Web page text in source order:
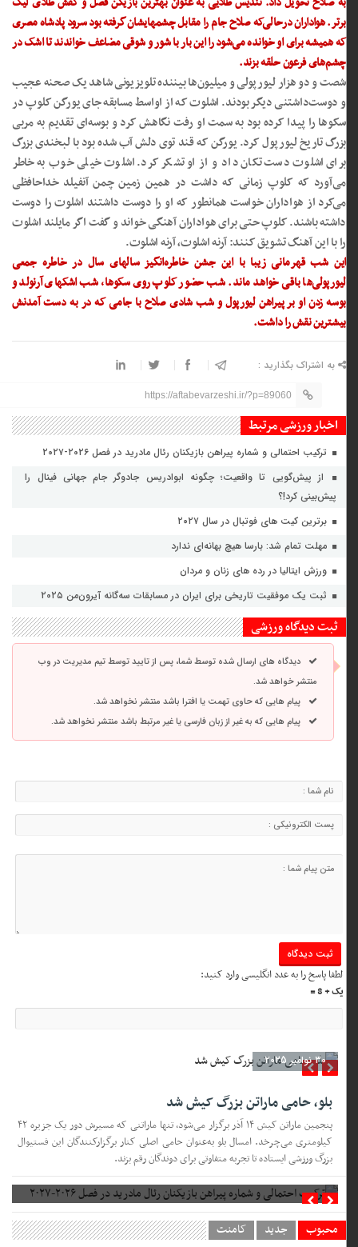
برتر. هواداران درحالی‌که ‏صلاح جام را مقابل چشمهایشان گرفته بود سرود پادشاه مصری
که ‏همیشه برای او خوانده می‌شود را این بار با شور و شوقی مضاعف ‏خواندند تا اشک در
چشم‌های فرعون حلقه بزند. ‏
شصت و دو هزار لیورپولی و میلیون‌ها بیننده تلویزیونی شاهد یک ‏صحنه عجیب
و دوست‌داشتنی دیگر بودند. اشلوت که از اواسط ‏مسابقه جای یورگن کلوپ در
سکوها را پیدا کرده بود به سمت او ‏رفت نگاهش کرد و بوسه‌ای تقدیم به مربی
بزرگ تاریخ لیورپول کرد. ‏یورگن که قند توی دلش آب شده بود با لبخندی بزرگ
برای اشلوت ‏دست تکان داد و از او تشکر کرد. اشلوت خیلی خوب به خاطر
می‌آورد ‏که کلوپ زمانی که داشت در همین زمین چمن آنفیلد خداحافظی
‏می‌کرد از هواداران خواست همانطور که او را دوست داشتند اشلوت ‏را دوست
داشته باشند. کلوپ حتی برای هواداران آهنگی خواند و ‏گفت اگر مایلند اشلوت
را با این آهنگ تشویق کنند: آرنه اشلوت، آرنه ‏اشلوت. ‏
این شب قهرمانی زیبا با این جشن خاطره‌انگیز سالهای سال در خاطره ‏جمعی
لیورپولی‌ها باقی خواهد ماند. شب حضور کلوپ روی سکوها، ‏شب اشکهای آرنولد و
بوسه زدن او بر پیراهن لیورپول و شب شادی ‏صلاح با جامی که در به دست آمدنش
بیشترین نقش را داشت. ‏
به اشتراک بگذارید :
https://aftabevarzeshi.ir/?p=89060
اخبار ورزشی مرتبط
ترکیب احتمالی و شماره پیراهن بازیکنان رئال مادرید در فصل ۲۰۲۶-۲۰۲۷
از پیش‌گویی تا واقعیت؛ چگونه ابوادریس جادوگر جام جهانی فینال را
پیش‌بینی کرد!؟
برترین کیت های فوتبال در سال ۲۰۲۷
مهلت تمام شد: بارسا هیچ بهانه‌‌ای ندارد
ورزش ایتالیا در رده های زنان و مردان
ثبت یک موفقیت تاریخی برای ایران در مسابقات سه‌گانه آیرون‌من ۲۰۲۵
ثبت دیدگاه ورزشی
دیدگاه های ارسال شده توسط شما، پس از تایید توسط تیم مدیریت در وب
منتشر خواهد شد.
پیام هایی که حاوی تهمت یا افترا باشد منتشر نخواهد شد.
پیام هایی که به غیر از زبان فارسی یا غیر مرتبط باشد منتشر نخواهد شد.
لطفا پاسخ را به عدد انگلیسی وارد کنید:
یک + 8 =
30 نوامبر 2025
بلو، حامی ماراتن بزرگ کیش شد
پنجمین ماراتن کیش ۱۴ آذر برگزار می‌شود، تنها ماراتنی که مسیرش دور یک جزیره ۴۲
کیلومتری می‌چرخد. امسال بلو به‌عنوان حامی اصلی کنار برگزارکنندگان این فستیوال
بزرگ ورزشی ایستاده تا تجربه متفاوتی برای دوندگان رقم بزند.
محبوب جدید کامنت